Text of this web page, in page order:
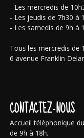
- Les mercredis de
- Les jeudis de 7h30 à
- Les samedis de 9h à
Tous les mercredis de
6 avenue Franklin
CONTACTEZ-NOUS
Accueil téléphonique
de 9h à 18h.